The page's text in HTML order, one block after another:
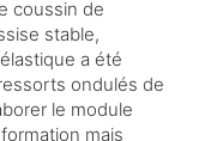
coussin de
stable,
a été
ondulés de
le module
mais